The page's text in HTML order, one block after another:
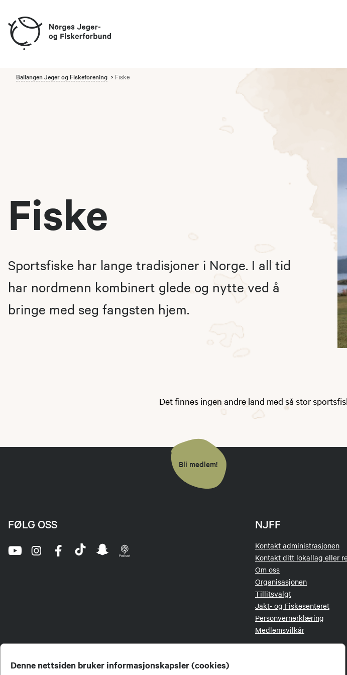
Denne nettsiden bruker informasjonskapsler (cookies)
Ballangen Jeger og Fiskeforening Fiske
Fiske
Sportsfiske har lange tradisjoner i Norge. I all tid
har nordmenn kombinert glede og nytte ved å
bringe med seg fangsten hjem.
Det finnes ingen andre land med så stor
Bli medlem!
NJFF
Kontakt administrasjonen
Kontakt ditt lokallag eller
Om oss
Organisasjonen
Tillitsvalgt
Jakt- og Fiskesenteret
Personvernerklæring
Medlemsvilkår
FØLG OSS